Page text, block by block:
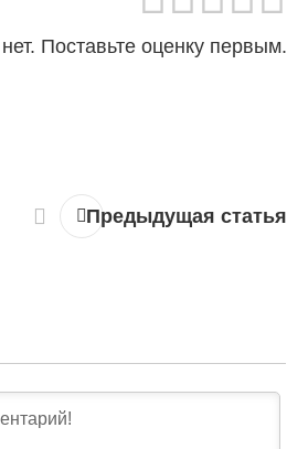
Поставьте оценку первым.
Предыдущая статья